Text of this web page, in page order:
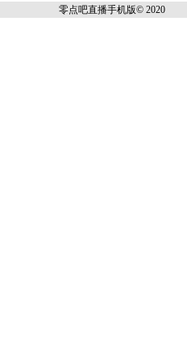
零点吧直播手机版© 2020